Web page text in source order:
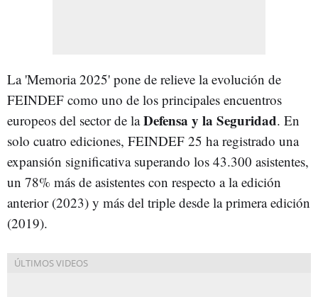
La 'Memoria 2025' pone de relieve la evolución de
FEINDEF como uno de los principales encuentros
europeos del sector de laDefensa y la Seguridad. En
solo cuatro ediciones, FEINDEF 25 ha registrado una
expansión significativa superando los 43.300 asistentes,
un 78% más de asistentes con respecto a la edición
anterior (2023) y más del triple desde la primera edición
(2019).